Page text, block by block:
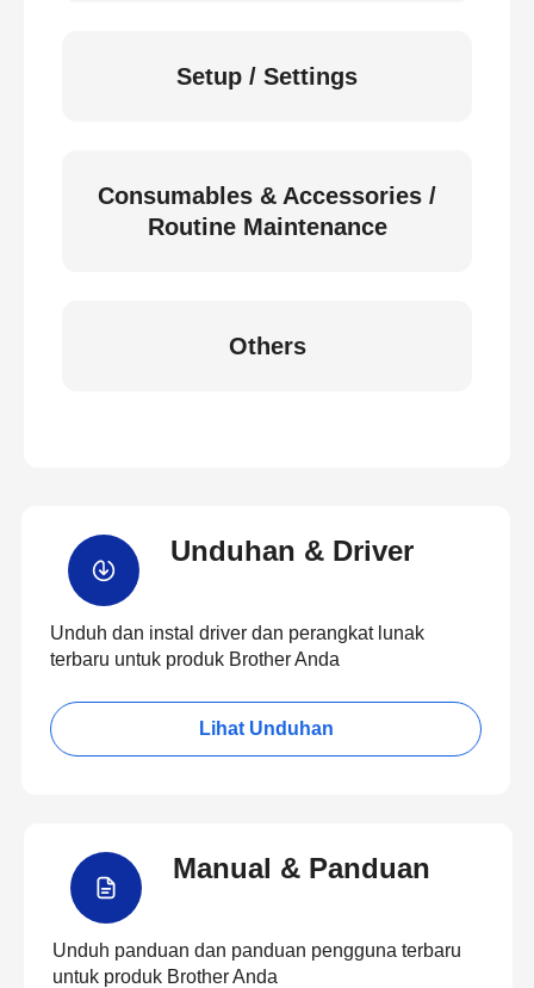
Setup / Settings
Consumables & Accessories /
Routine Maintenance
Others
Unduhan & Driver
Unduh dan instal driver dan perangkat lunak
terbaru untuk produk Brother Anda
Lihat Unduhan
Manual & Panduan
Unduh panduan dan panduan pengguna terbaru
untuk produk Brother Anda